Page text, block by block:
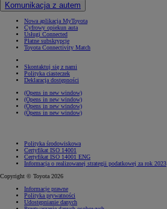
Komunikacja z autem
Nowa aplikacja MyToyota
Cyfrowy opiekun auta
Usługi Connected
Płatne subskrypcje
Toyota Connectivity Match
Skontaktuj się z nami
Polityka ciasteczek
Deklaracja dostępności
(Opens in new window)
(Opens in new window)
(Opens in new window)
(Opens in new window)
Polityka środowiskowa
Certyfikat ISO 14001
Certyfikat ISO 14001 ENG
Informacja o realizowanej strategii podatkowej za rok 2023
Copyright © Toyota 2026
Informacje prawne
Polityka prywatności
Udostępnianie danych